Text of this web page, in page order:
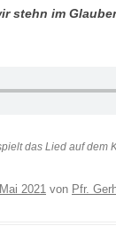
stehn im
das Lied auf dem
2021 von Pfr.